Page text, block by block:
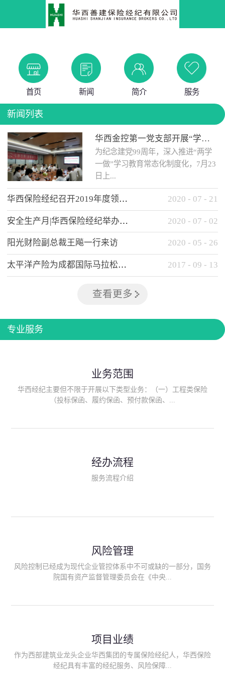
首页 新闻 简介 服务
新闻列表
华西金控第一党支部开展“学党史 知党情 做合格党员”主题教育工作会
为纪念建党99周年，深入推进“两学
一做”学习教育常态化制度化，7月23
日上...
午，华西金控第一党支部举办了“学
党史、知党情、...
华西保险经纪召开2019年度领导班子述职考核工作会 2020 - 07 - 21
安全生产月|华西保险经纪举办应急消防安全知识培训 2020 - 07 - 02
阳光财险副总裁王飚一行来访 2020 - 05 - 26
太平洋产险为成都国际马拉松提供全方位保险保障 2017 - 09 - 13
查看更多
专业服务
业务范围
华西经纪主要但不限于开展以下类型业务：（一）工程类保险
（投标保函、履约保函、预付款保函、...
险、政府公共安全责任保险/自然灾害公众责任保险、精神病监护
人责任险、首台套/首版次保险、科技保险等）；（三）传统财产
险产品；（六）保险招投标业务。随着业务的开展，华西经纪会
供专业、优质的保险经纪服务。
经办流程
服务流程介绍
风险管理
风险控制已经成为现代企业管控体系中不可或缺的一部分，国务
院国有资产监督管理委员会在《中央...
能够为客户降低风险管理成本，提高经营效率；能够为企业提供
从风险评估、风险分析、风险防范、风险转移到灾后防损、索赔
等全方位、全过程、专家式的服务，拓展和深化由保险公司提供
项目业绩
作为西部建筑业龙头企业华西集团的专属保险经纪人，华西保险
经纪具有丰富的经纪服务、风险保障...